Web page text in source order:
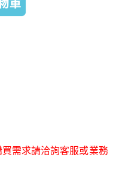
需求請洽詢客服或業務